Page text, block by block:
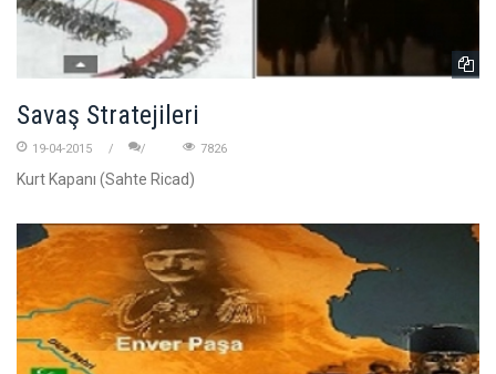
Savaş Stratejileri
19-04-2015 7826
Kurt Kapanı (Sahte Ricad)